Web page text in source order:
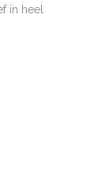
in heel